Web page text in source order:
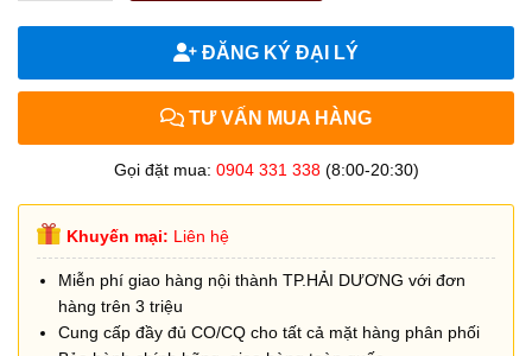
ĐĂNG KÝ ĐẠI LÝ
TƯ VẤN MUA HÀNG
Gọi đặt mua: 0904 331 338(8:00-20:30)
Khuyến mại: Liên hệ
Miễn phí giao hàng nội thành TP.HẢI DƯƠNG với đơn
hàng trên 3 triệu
Cung cấp đầy đủ CO/CQ cho tất cả mặt hàng phân phối